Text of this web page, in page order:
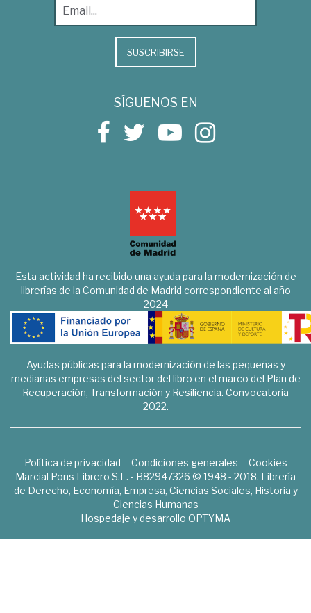
SUSCRIBIRSE
SÍGUENOS EN
Esta actividad ha recibido una ayuda para la modernización de
librerías de la Comunidad de Madrid correspondiente al año
2024
Ayudas públicas para la modernización de las pequeñas y
medianas empresas del sector del libro en el marco del Plan de
Recuperación, Transformación y Resiliencia. Convocatoria
2022.
Política de privacidad Condiciones generales
Cookies
Marcial Pons Librero S.L. - B82947326 © 1948 - 2018. Librería
de Derecho, Economía, Empresa, Ciencias Sociales, Historia y
Ciencias Humanas
Hospedaje y desarrollo OPTYMA